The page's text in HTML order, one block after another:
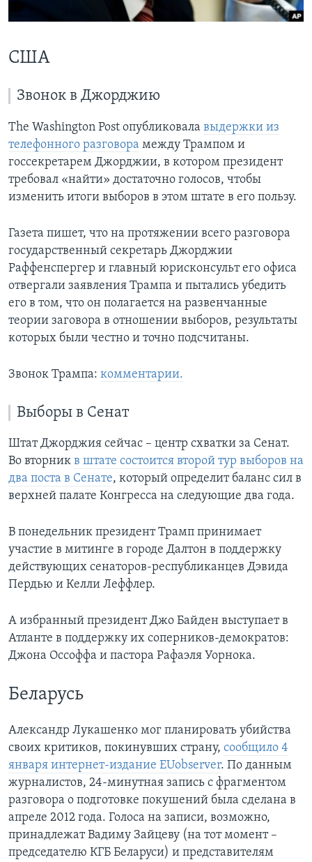
Learning English
СОЦИАЛЬНЫЕ СЕТИ
Языки
США
Звонок в Джорджию
The Washington Post опубликовала выдержки из
телефонного разговора между Трампом и
госсекретарем Джорджии, в котором президент
требовал «найти» достаточно голосов, чтобы
изменить итоги выборов в этом штате в его пользу.
Газета пишет, что на протяжении всего разговора
государственный секретарь Джорджии
Раффенспергер и главный юрисконсульт его офиса
отвергали заявления Трампа и пытались убедить
его в том, что он полагается на развенчанные
теории заговора в отношении выборов, результаты
которых были честно и точно подсчитаны.
Звонок Трампа: комментарии.
Выборы в Сенат
Штат Джорджия сейчас – центр схватки за Сенат.
Во вторник в штате состоится второй тур выборов на
два поста в Сенате, который определит баланс сил в
верхней палате Конгресса на следующие два года.
В понедельник президент Трамп принимает
участие в митинге в городе Далтон в поддержку
действующих сенаторов-республиканцев Дэвида
Пердью и Келли Леффлер.
А избранный президент Джо Байден выступает в
Атланте в поддержку их соперников-демократов:
Джона Оссоффа и пастора Рафаэля Уорнока.
Беларусь
Александр Лукашенко мог планировать убийства
своих критиков, покинувших страну, сообщило 4
января интернет-издание EUobserver. По данным
журналистов, 24-минутная запись с фрагментом
разговора о подготовке покушений была сделана в
апреле 2012 года. Голоса на записи, возможно,
принадлежат Вадиму Зайцеву (на тот момент –
председателю КГБ Беларуси) и представителям